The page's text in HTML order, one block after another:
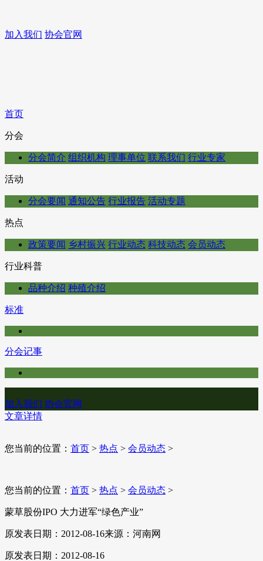
加入我们 协会官网
首页
分会
分会简介 组织机构 理事单位 联系我们 行业专家
活动
分会要闻 通知公告 行业报告 活动专题
热点
政策要闻 乡村振兴 行业动态 科技动态 会员动态
行业科普
品种介绍 种殖介绍
标准
分会记事
加入我们 协会官网
文章详情
您当前的位置： 首页 > 热点 > 会员动态 >
您当前的位置： 首页 > 热点 > 会员动态 >
蒙草股份IPO 大力进军“绿色产业”
原发表日期：2012-08-16来源：河南网
原发表日期：2012-08-16